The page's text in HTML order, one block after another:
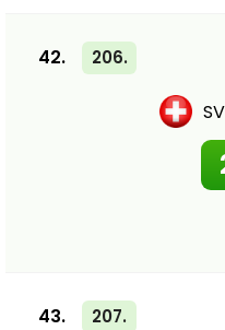
42. 206.
43. 207.